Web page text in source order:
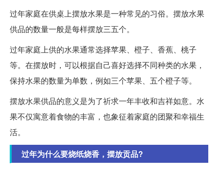
过年家庭在供桌上摆放水果是一种常见的习俗。摆放水果
供品的数量一般是每样摆放三五个。
过年家庭上供的水果通常选择苹果、橙子、香蕉、桃子
等。在摆放时，可以根据自己喜好选择不同种类的水果，
保持水果的数量为单数，例如三个苹果、五个橙子等。
摆放水果供品的意义是为了祈求一年丰收和吉祥如意。水
果不仅寓意着食物的丰富，也象征着家庭的团聚和幸福生
活。
过年为什么要烧纸烧香，摆放贡品?